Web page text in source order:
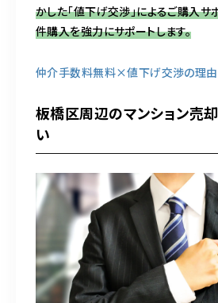
かした「値下げ交渉」によるご購入サ
件購入を強力にサポートします。
仲介手数料無料×値下げ交渉の理由
板橋区周辺のマンション売
い